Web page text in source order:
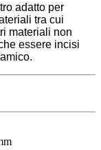
adatto per
tra cui
materiali non
essere incisi